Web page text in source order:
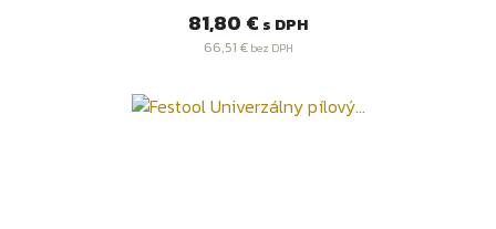
Cena
81,80 € s DPH
66,51 €bez DPH